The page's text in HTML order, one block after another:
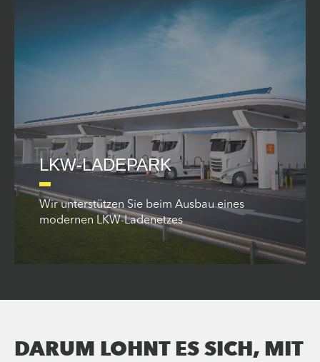
LKW-LADEPARK
Wir unterstützen Sie beim Ausbau eines
modernen LKW-Ladenetzes
DARUM LOHNT ES SICH, MIT